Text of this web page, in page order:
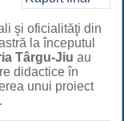
şi oficialităţi din
la începutul
Târgu-Jiu au
didactice în
unui proiect